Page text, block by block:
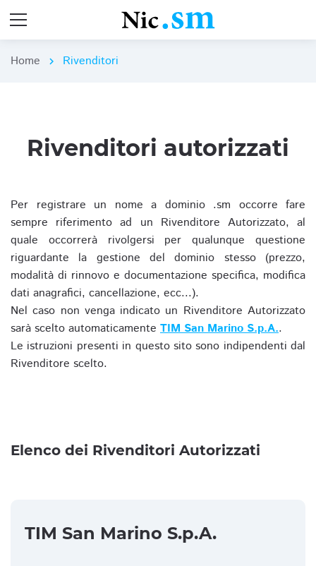
Home chevron_right Rivenditori
Rivenditori autorizzati
Per registrare un nome a dominio .sm occorre fare
sempre riferimento ad un Rivenditore Autorizzato, al
quale occorrerà rivolgersi per qualunque questione
riguardante la gestione del dominio stesso (prezzo,
modalità di rinnovo e documentazione specifica, modifica
dati anagrafici, cancellazione, ecc...).
Nel caso non venga indicato un Rivenditore Autorizzato
sarà scelto automaticamente TIM San Marino S.p.A..
Le istruzioni presenti in questo sito sono indipendenti dal
Rivenditore scelto.
Elenco dei Rivenditori Autorizzati
TIM San Marino S.p.A.